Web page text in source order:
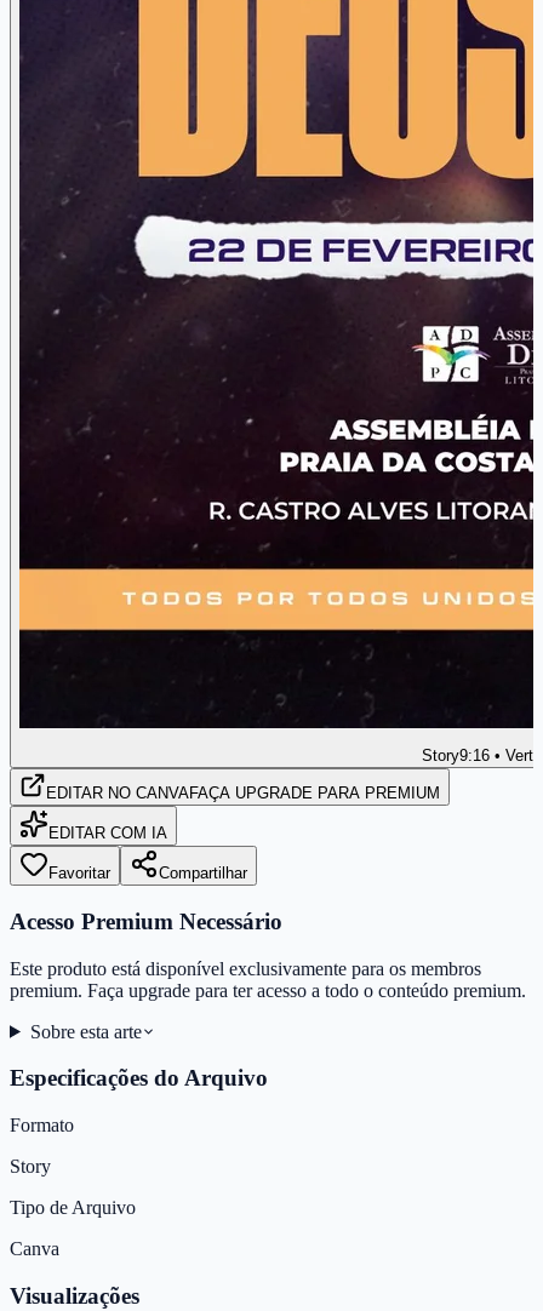
Story9:16 •
EDITAR NO CANVAFAÇA UPGRADE PARA PREMIUM
EDITAR COM IA
Favoritar Compartilhar
Acesso Premium Necessário
Este produto está disponível exclusivamente para os membros
premium. Faça upgrade para ter acesso a todo o conteúdo premium.
Sobre esta arte
Especificações do Arquivo
Formato
Story
Tipo de Arquivo
Canva
Visualizações